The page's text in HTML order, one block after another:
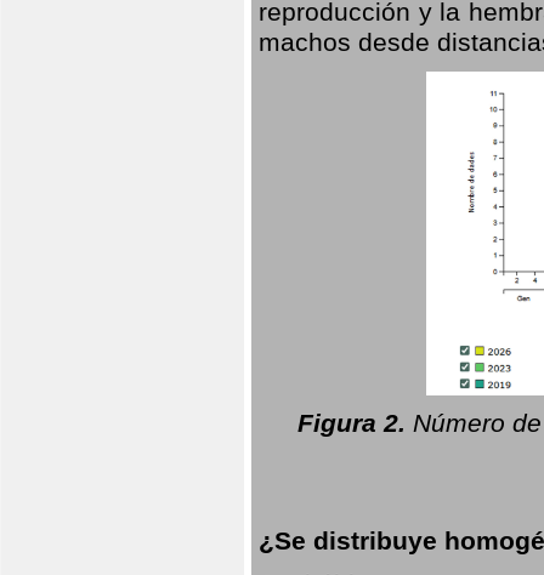
reproducción y la
machos desde
Figura 2. Número
¿Se distribuye